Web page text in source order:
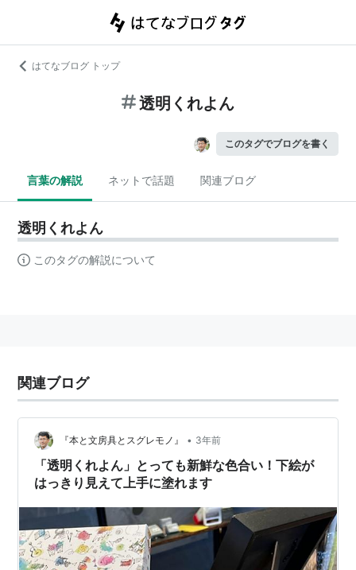
はてなブログ トップ
透明くれよん
このタグでブログを書く
言葉の解説 ネットで話題 関連ブログ
透明くれよん
このタグの解説について
関連ブログ
『本と文房具とスグレモノ』 • 3年前
「透明くれよん」とっても新鮮な色合い！下絵が
はっきり見えて上手に塗れます